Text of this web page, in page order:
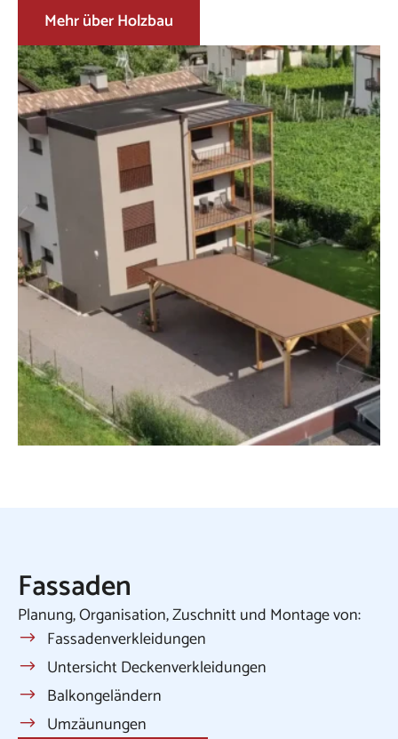
Mehr über Holzbau
Fassaden
Planung, Organisation, Zuschnitt und Montage von:
Fassadenverkleidungen
Untersicht Deckenverkleidungen
Balkongeländern
Umzäunungen